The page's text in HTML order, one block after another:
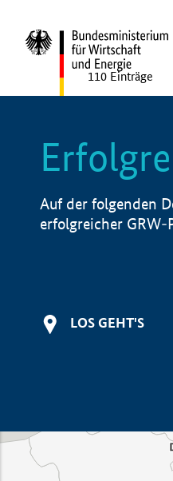
110 Einträge
Auf der folgenden
erfolgreicher GRW-
LOS GEHT'S